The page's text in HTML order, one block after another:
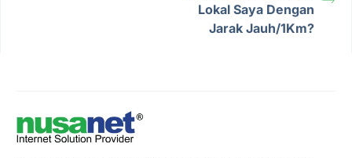
Lokal Saya Dengan
Jarak Jauh/1Km?